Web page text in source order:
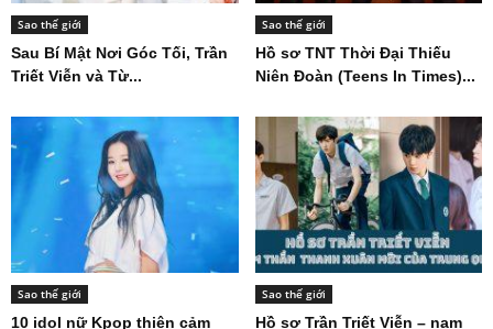
Sao thế giới
Sau Bí Mật Nơi Góc Tối, Trần
Triết Viễn và Từ...
Sao thế giới
Hồ sơ TNT Thời Đại Thiếu
Niên Đoàn (Teens In Times)...
Sao thế giới
10 idol nữ Kpop thiện cảm
Sao thế giới
Hồ sơ Trần Triết Viễn – nam